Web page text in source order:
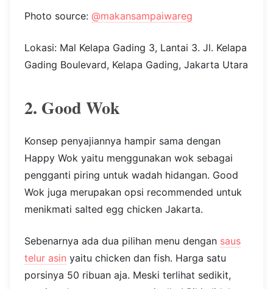
Photo source: @makansampaiwareg
Lokasi: Mal Kelapa Gading 3, Lantai 3. Jl. Kelapa
Gading Boulevard, Kelapa Gading, Jakarta Utara
2. Good Wok
Konsep penyajiannya hampir sama dengan
Happy Wok yaitu menggunakan wok sebagai
pengganti piring untuk wadah hidangan. Good
Wok juga merupakan opsi recommended untuk
menikmati salted egg chicken Jakarta.
Sebenarnya ada dua pilihan menu dengan saus
telur asin yaitu chicken dan fish. Harga satu
porsinya 50 ribuan aja. Meski terlihat sedikit,